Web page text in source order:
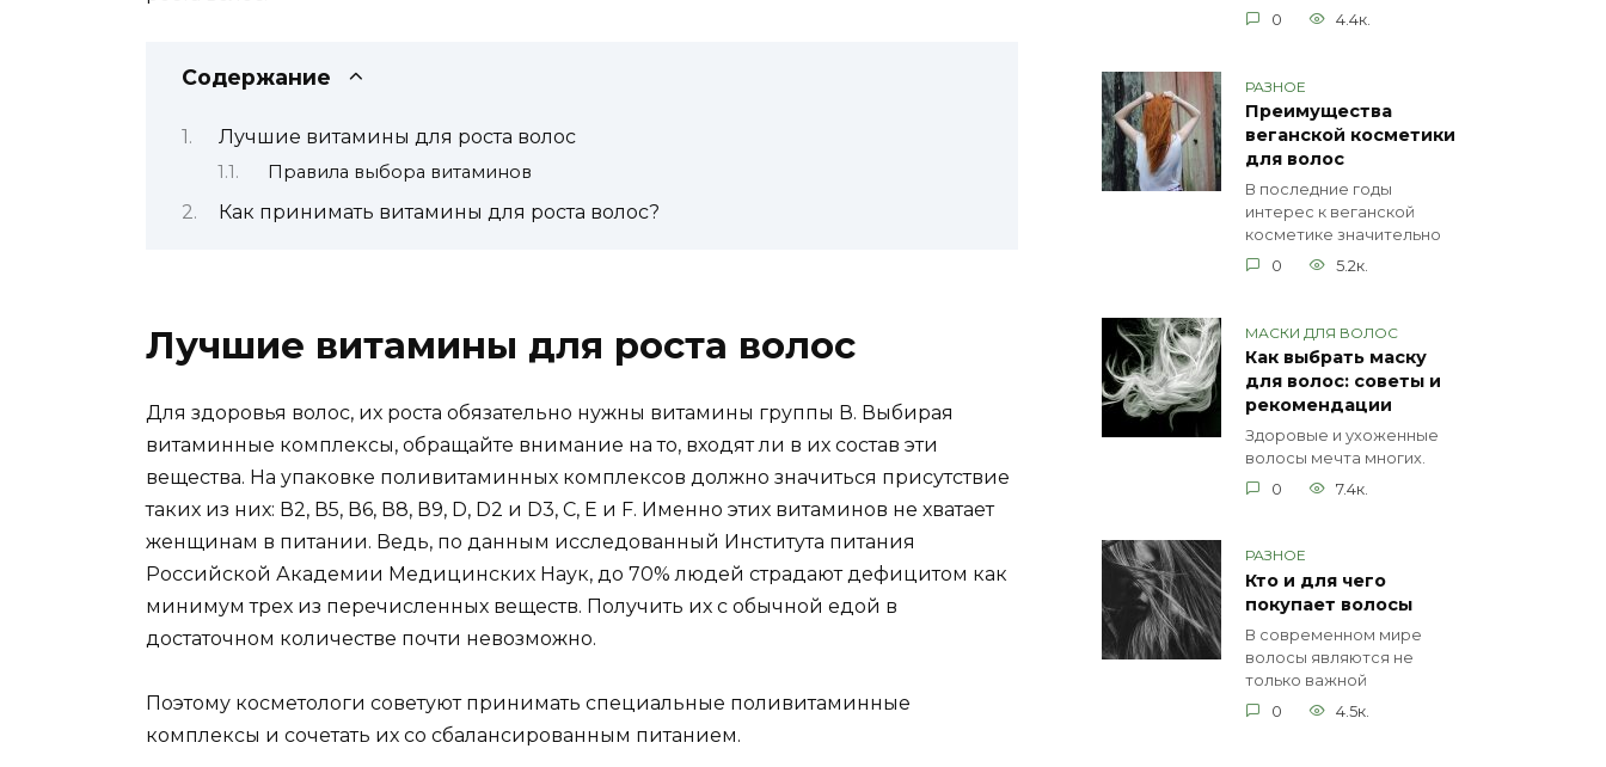
Содержание
Лучшие витамины для роста волос
Правила выбора витаминов
Как принимать витамины для роста волос?
Лучшие витамины для роста волос
Для здоровья волос, их роста обязательно нужны витамины группы В. Выбирая
витаминные комплексы, обращайте внимание на то, входят ли в их состав эти
вещества. На упаковке поливитаминных комплексов должно значиться присутствие
таких из них: В2, В5, В6, В8, В9, D, D2 и D3, С, Е и F. Именно этих витаминов не хватает
женщинам в питании. Ведь, по данным исследованный Института питания
Российской Академии Медицинских Наук, до 70% людей страдают дефицитом как
минимум трех из перечисленных веществ. Получить их с обычной едой в
достаточном количестве почти невозможно.
Поэтому косметологи советуют принимать специальные поливитаминные
комплексы и сочетать их со сбалансированным питанием.
0
4.4к.
РАЗНОЕ
Преимущества
веганской косметики
для волос
В последние годы
интерес к веганской
косметике значительно
0
5.2к.
МАСКИ ДЛЯ ВОЛОС
Как выбрать маску
для волос: советы и
рекомендации
Здоровые и ухоженные
волосы мечта многих.
0
7.4к.
РАЗНОЕ
Кто и для чего
покупает волосы
В современном мире
волосы являются не
только важной
0
4.5к.